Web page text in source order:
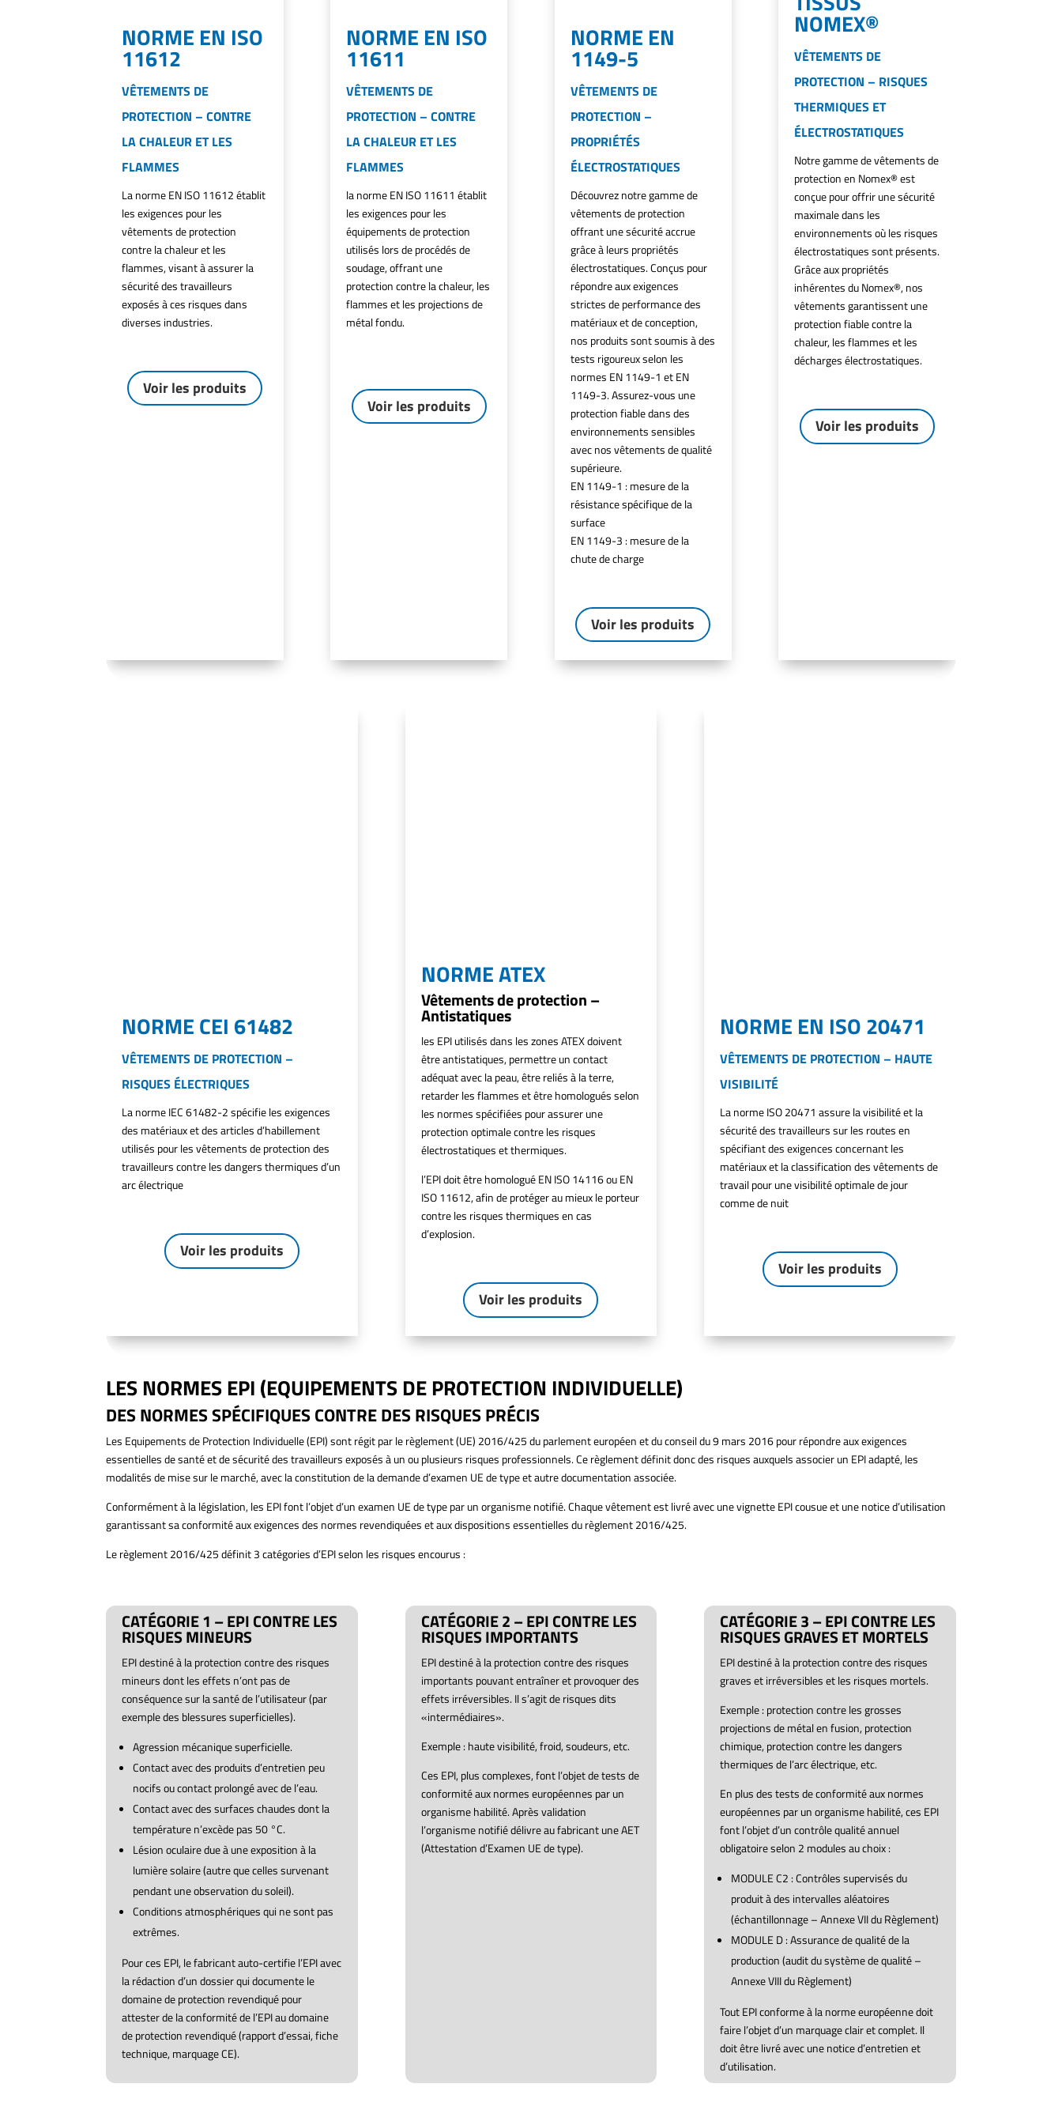
NORME EN ISO
11612
VÊTEMENTS DE
PROTECTION – CONTRE
LA CHALEUR ET LES
FLAMMES
La norme EN ISO 11612 établit
les exigences pour les
vêtements de protection
contre la chaleur et les
flammes, visant à assurer la
sécurité des travailleurs
exposés à ces risques dans
diverses industries.
Voir les produits
NORME EN ISO
11611
VÊTEMENTS DE
PROTECTION – CONTRE
LA CHALEUR ET LES
FLAMMES
la norme EN ISO 11611 établit
les exigences pour les
équipements de protection
utilisés lors de procédés de
soudage, offrant une
protection contre la chaleur, les
flammes et les projections de
métal fondu.
Voir les produits
NORME EN
1149-5
VÊTEMENTS DE
PROTECTION –
PROPRIÉTÉS
ÉLECTROSTATIQUES
Découvrez notre gamme de
vêtements de protection
offrant une sécurité accrue
grâce à leurs propriétés
électrostatiques. Conçus pour
répondre aux exigences
strictes de performance des
matériaux et de conception,
nos produits sont soumis à des
tests rigoureux selon les
normes EN 1149-1 et EN
1149-3. Assurez-vous une
protection fiable dans des
environnements sensibles
avec nos vêtements de qualité
supérieure.
EN 1149-1 : mesure de la
résistance spécifique de la
surface
EN 1149-3 : mesure de la
chute de charge
Voir les produits
NOMEX®
VÊTEMENTS DE
PROTECTION – RISQUES
THERMIQUES ET
ÉLECTROSTATIQUES
Notre gamme de vêtements de
protection en Nomex® est
conçue pour offrir une sécurité
maximale dans les
environnements où les risques
électrostatiques sont présents.
Grâce aux propriétés
inhérentes du Nomex®, nos
vêtements garantissent une
protection fiable contre la
chaleur, les flammes et les
décharges électrostatiques.
Voir les produits
NORME CEI 61482
VÊTEMENTS DE PROTECTION –
RISQUES ÉLECTRIQUES
La norme IEC 61482-2 spécifie les exigences
des matériaux et des articles d’habillement
utilisés pour les vêtements de protection des
travailleurs contre les dangers thermiques d’un
arc électrique
Voir les produits
NORME ATEX
Vêtements de protection –
Antistatiques
les EPI utilisés dans les zones ATEX doivent
être antistatiques, permettre un contact
adéquat avec la peau, être reliés à la terre,
retarder les flammes et être homologués selon
les normes spécifiées pour assurer une
protection optimale contre les risques
électrostatiques et thermiques.
l’EPI doit être homologué EN ISO 14116 ou EN
ISO 11612, afin de protéger au mieux le porteur
contre les risques thermiques en cas
d’explosion.
Voir les produits
NORME EN ISO 20471
VÊTEMENTS DE PROTECTION – HAUTE
VISIBILITÉ
La norme ISO 20471 assure la visibilité et la
sécurité des travailleurs sur les routes en
spécifiant des exigences concernant les
matériaux et la classification des vêtements de
travail pour une visibilité optimale de jour
comme de nuit
Voir les produits
LES NORMES EPI (EQUIPEMENTS DE PROTECTION INDIVIDUELLE)
DES NORMES SPÉCIFIQUES CONTRE DES RISQUES PRÉCIS
Les Equipements de Protection Individuelle (EPI) sont régit par le règlement (UE) 2016/425 du parlement européen et du conseil du 9 mars 2016 pour répondre aux exigences
essentielles de santé et de sécurité des travailleurs exposés à un ou plusieurs risques professionnels. Ce règlement définit donc des risques auxquels associer un EPI adapté, les
modalités de mise sur le marché, avec la constitution de la demande d’examen UE de type et autre documentation associée.
Conformément à la législation, les EPI font l’objet d’un examen UE de type par un organisme notifié. Chaque vêtement est livré avec une vignette EPI cousue et une notice d’utilisation
garantissant sa conformité aux exigences des normes revendiquées et aux dispositions essentielles du règlement 2016/425.
Le règlement 2016/425 définit 3 catégories d’EPI selon les risques encourus :
CATÉGORIE 1 – EPI CONTRE LES
RISQUES MINEURS
EPI destiné à la protection contre des risques
mineurs dont les effets n’ont pas de
conséquence sur la santé de l’utilisateur (par
exemple des blessures superficielles).
Agression mécanique superficielle.
Contact avec des produits d’entretien peu
nocifs ou contact prolongé avec de l’eau.
Contact avec des surfaces chaudes dont la
température n’excède pas 50 °C.
Lésion oculaire due à une exposition à la
lumière solaire (autre que celles survenant
pendant une observation du soleil).
Conditions atmosphériques qui ne sont pas
extrêmes.
Pour ces EPI, le fabricant auto-certifie l’EPI avec
la rédaction d’un dossier qui documente le
domaine de protection revendiqué pour
attester de la conformité de l’EPI au domaine
de protection revendiqué (rapport d’essai, fiche
technique, marquage CE).
CATÉGORIE 2 – EPI CONTRE LES
RISQUES IMPORTANTS
EPI destiné à la protection contre des risques
importants pouvant entraîner et provoquer des
effets irréversibles. Il s’agit de risques dits
«intermédiaires».
Exemple : haute visibilité, froid, soudeurs, etc.
Ces EPI, plus complexes, font l’objet de tests de
conformité aux normes européennes par un
organisme habilité. Après validation
l’organisme notifié délivre au fabricant une AET
(Attestation d’Examen UE de type).
CATÉGORIE 3 – EPI CONTRE LES
RISQUES GRAVES ET MORTELS
EPI destiné à la protection contre des risques
graves et irréversibles et les risques mortels.
Exemple : protection contre les grosses
projections de métal en fusion, protection
chimique, protection contre les dangers
thermiques de l’arc électrique, etc.
En plus des tests de conformité aux normes
européennes par un organisme habilité, ces EPI
font l’objet d’un contrôle qualité annuel
obligatoire selon 2 modules au choix :
MODULE C2 : Contrôles supervisés du
produit à des intervalles aléatoires
(échantillonnage – Annexe VII du Règlement)
MODULE D : Assurance de qualité de la
production (audit du système de qualité –
Annexe VIII du Règlement)
Tout EPI conforme à la norme européenne doit
faire l’objet d’un marquage clair et complet. Il
doit être livré avec une notice d’entretien et
d’utilisation.